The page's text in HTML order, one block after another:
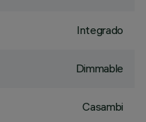
Integrado
Dimmable
Casambi